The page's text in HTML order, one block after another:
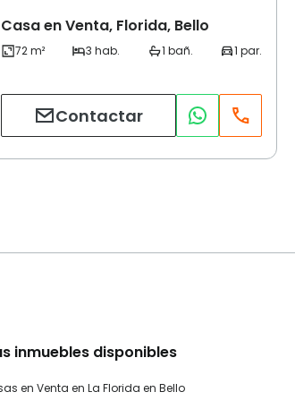
Casa en Venta, Florida, Bello
Contactar